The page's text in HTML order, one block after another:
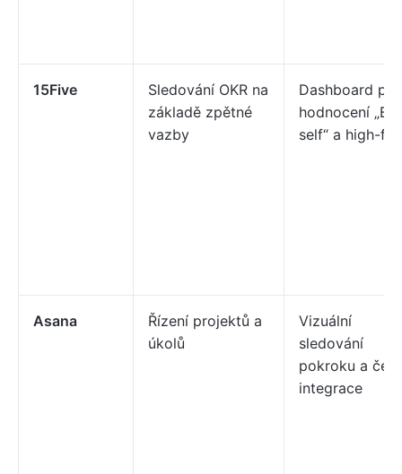
15Five
Sledování OKR na
základě zpětné
vazby
Dashboard pro
hodnocení
self“ a high-
Asana
Řízení projektů a
úkolů
Vizuální
sledování
pokroku a
integrace